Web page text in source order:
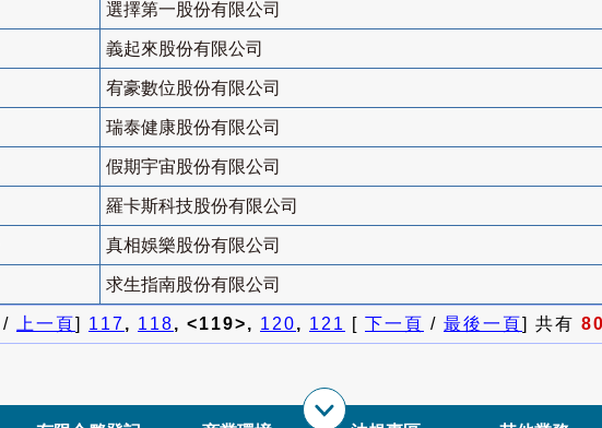
選擇第一股份有限公司
義起來股份有限公司
宥豪數位股份有限公司
瑞泰健康股份有限公司
假期宇宙股份有限公司
羅卡斯科技股份有限公司
真相娛樂股份有限公司
求生指南股份有限公司
/ 上一頁] 117, 118, <119>, 120, 121 [ 下一頁 / 最後一頁] 共有